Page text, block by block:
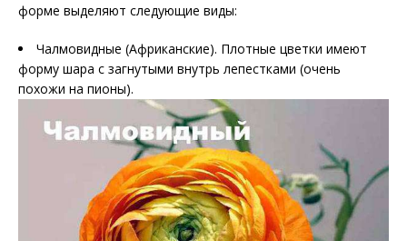
форме выделяют следующие виды:
Чалмовидные (Африканские). Плотные цветки имеют
форму шара с загнутыми внутрь лепестками (очень
похожи на пионы).